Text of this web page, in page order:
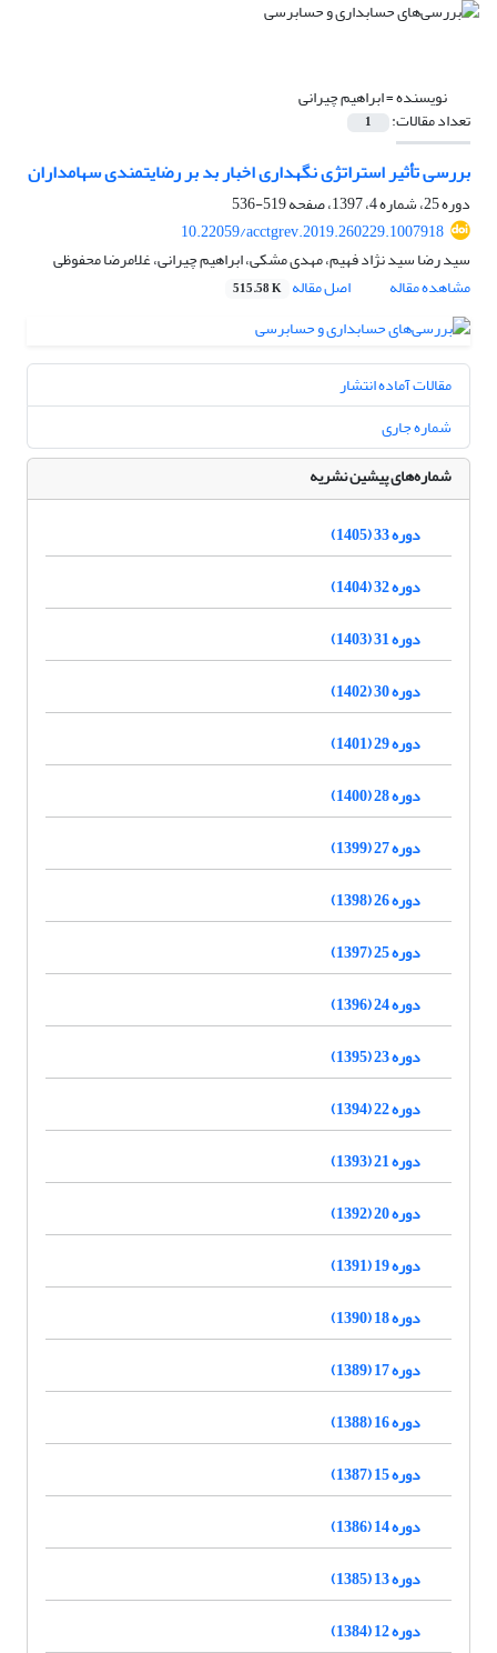
نویسنده =ابراهیم چیرانی
تعداد مقالات: 1
بررسی تأثیر استراتژی نگهداری اخبار بد بر رضایتمندی سهامداران
دوره 25، شماره 4، 1397، صفحه
519-536
10.22059/acctgrev.2019.260229.1007918
سید رضا سید نژاد فهیم، مهدی مشکی، ابراهیم چیرانی، غلامرضا محفوظی
مشاهده مقاله
اصل مقاله 515.58 K
مقالات آماده انتشار
شماره جاری
شماره‌های پیشین نشریه
دوره 33 (1405)
دوره 32 (1404)
دوره 31 (1403)
دوره 30 (1402)
دوره 29 (1401)
دوره 28 (1400)
دوره 27 (1399)
دوره 26 (1398)
دوره 25 (1397)
دوره 24 (1396)
دوره 23 (1395)
دوره 22 (1394)
دوره 21 (1393)
دوره 20 (1392)
دوره 19 (1391)
دوره 18 (1390)
دوره 17 (1389)
دوره 16 (1388)
دوره 15 (1387)
دوره 14 (1386)
دوره 13 (1385)
دوره 12 (1384)